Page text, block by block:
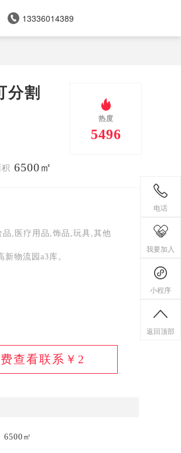
13336014389
电话
我要加入
小程序
返回顶部
热度
5496
分割
6500㎡
,医疗用品,饰品,玩具,其他
物流园a3库。
查看联系￥ 2
6500㎡